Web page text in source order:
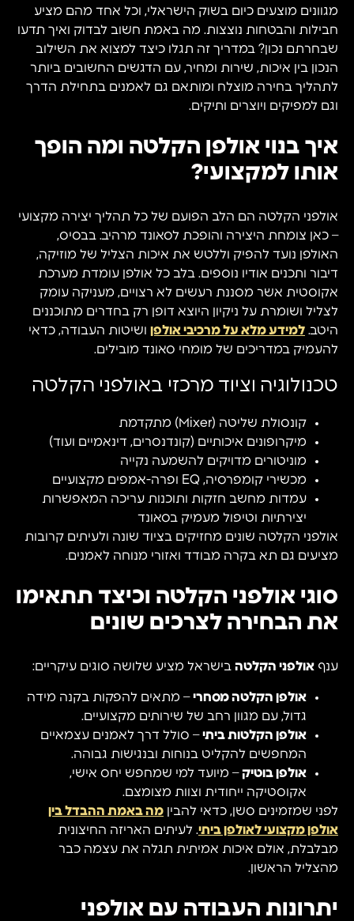
מגוונים מוצעים כיום בשוק הישראלי, וכל אחד מהם מציע
חבילות והבטחות נוצצות. מה באמת חשוב לבדוק ואיך תדעו
שבחרתם נכון? במדריך זה תגלו כיצד למצוא את השילוב
הנכון בין איכות, שירות ומחיר, עם הדגשים החשובים ביותר
לתהליך בחירה מוצלח ומותאם גם לאמנים בתחילת הדרך
וגם למפיקים ויוצרים ותיקים.
איך בנוי אולפן הקלטה ומה הופך
אותו למקצועי?
אולפני הקלטה הם הלב הפועם של כל תהליך יצירה מקצועי
– כאן צומחת היצירה והופכת לסאונד מרהיב. בבסיס,
האולפן נועד להפיק וללטש את איכות הצליל של מוזיקה,
דיבור ותכנים אודיו נוספים. בלב כל אולפן עומדת מערכת
אקוסטית אשר מסננת רעשים לא רצויים, מעניקה עומק
לצליל ושומרת על ניקיון היוצא דופן רק בחדרים מתוכננים
היטב. למידע מלא על מרכיבי אולפן ושיטות העבודה, כדאי
להעמיק במדריכים של מומחי סאונד מובילים.
טכנולוגיה וציוד מרכזי באולפני הקלטה
קונסולת שליטה (Mixer) מתקדמת
מיקרופונים איכותיים (קונדנסרים, דינאמיים ועוד)
מוניטורים מדויקים להשמעה נקייה
מכשירי קומפרסיה, EQ ופרה-אמפים מקצועיים
עמדות מחשב חזקות ותוכנות עריכה המאפשרות
יצירתיות וטיפול מעמיק בסאונד
אולפני הקלטה שונים מחזיקים בציוד שונה ולעיתים קרובות
מציעים גם תא בקרה מבודד ואזורי מנוחה לאמנים.
סוגי אולפני הקלטה וכיצד תתאימו
את הבחירה לצרכים שונים
ענף אולפני הקלטה בישראל מציע שלושה סוגים עיקריים:
אולפן הקלטה מסחרי– מתאים להפקות בקנה מידה
גדול, עם מגוון רחב של שירותים מקצועיים.
אולפן הקלטות ביתי– סולל דרך לאמנים עצמאיים
המחפשים להקליט בנוחות ובנגישות גבוהה.
אולפן בוטיק– מיועד למי שמחפש יחס אישי,
אקוסטיקה ייחודית וצוות מצומצם.
לפני שמזמינים סשן, כדאי להבין מה באמת ההבדל בין
אולפן מקצועי לאולפן ביתי. לעיתים האריזה החיצונית
מבלבלת, אולם איכות אמיתית תגלה את עצמה כבר
מהצליל הראשון.
יתרונות העבודה עם אולפני